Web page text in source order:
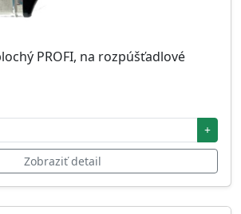
PROFI, na rozpúšťadlové
+
Zobraziť detail